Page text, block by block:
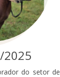
2025
do setor de